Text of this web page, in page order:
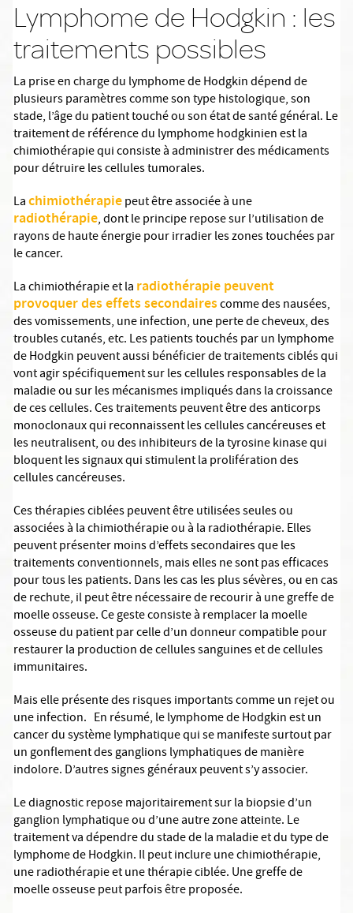
Lymphome de Hodgkin : les
traitements possibles
La prise en charge du lymphome de Hodgkin dépend de
plusieurs paramètres comme son type histologique, son
stade, l’âge du patient touché ou son état de santé général. Le
traitement de référence du lymphome hodgkinien est la
chimiothérapie qui consiste à administrer des médicaments
pour détruire les cellules tumorales.
Lachimiothérapiepeut être associée à une
radiothérapie, dont le principe repose sur l’utilisation de
rayons de haute énergie pour irradier les zones touchées par
le cancer.
La chimiothérapie et la radiothérapie peuvent
provoquer des effets secondairescomme des nausées,
des vomissements, une infection, une perte de cheveux, des
troubles cutanés, etc. Les patients touchés par un lymphome
de Hodgkin peuvent aussi bénéficier de traitements ciblés qui
vont agir spécifiquement sur les cellules responsables de la
maladie ou sur les mécanismes impliqués dans la croissance
de ces cellules. Ces traitements peuvent être des anticorps
monoclonaux qui reconnaissent les cellules cancéreuses et
les neutralisent, ou des inhibiteurs de la tyrosine kinase qui
bloquent les signaux qui stimulent la prolifération des
cellules cancéreuses.
Ces thérapies ciblées peuvent être utilisées seules ou
associées à la chimiothérapie ou à la radiothérapie. Elles
peuvent présenter moins d’effets secondaires que les
traitements conventionnels, mais elles ne sont pas efficaces
pour tous les patients. Dans les cas les plus sévères, ou en cas
de rechute, il peut être nécessaire de recourir à une greffe de
moelle osseuse. Ce geste consiste à remplacer la moelle
osseuse du patient par celle d’un donneur compatible pour
restaurer la production de cellules sanguines et de cellules
immunitaires.
Mais elle présente des risques importants comme un rejet ou
une infection. En résumé, le lymphome de Hodgkin est un
cancer du système lymphatique qui se manifeste surtout par
un gonflement des ganglions lymphatiques de manière
indolore. D’autres signes généraux peuvent s’y associer.
Le diagnostic repose majoritairement sur la biopsie d’un
ganglion lymphatique ou d’une autre zone atteinte. Le
traitement va dépendre du stade de la maladie et du type de
lymphome de Hodgkin. Il peut inclure une chimiothérapie,
une radiothérapie et une thérapie ciblée. Une greffe de
moelle osseuse peut parfois être proposée.